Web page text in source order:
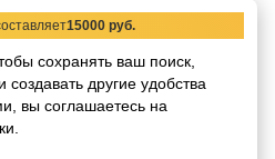
нержавейка шлифованная
на саморезы в предварительно
установки профиля на наружных
15000 руб.
сохранять ваш поиск,
создавать другие удобства
вы соглашаетесь на